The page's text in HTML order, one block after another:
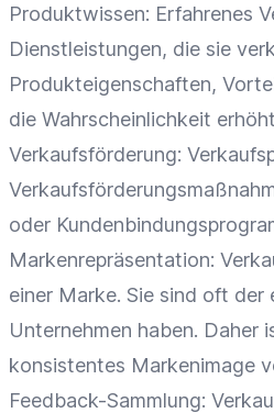
Produktwissen: Erfahrenes
Dienstleistungen, die sie
Produkteigenschaften,
die Wahrscheinlichkeit
Verkaufsförderung:
oder
Markenrepräsentation:
einer Marke. Sie sind oft der
Unternehmen haben. Daher
konsistentes Markenimage
Feedback-Sammlung: